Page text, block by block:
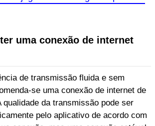
uma conexão de internet
de transmissão fluida e sem
se uma conexão de internet de
qualidade da transmissão pode ser
pelo aplicativo de acordo com